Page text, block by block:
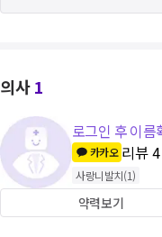
의사1
로그인 후 이름
카카오 리뷰4
사랑니발치(1)
약력보기